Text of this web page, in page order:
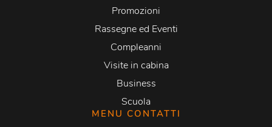
Promozioni
Rassegne ed Eventi
Compleanni
Visite in cabina
Business
Scuola
MENU CONTATTI